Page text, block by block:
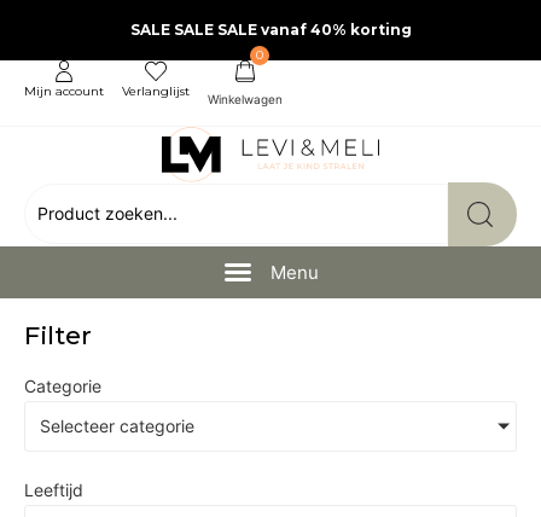
SALE SALE SALE vanaf 40% korting
Mijn account Verlanglijst
0
Filter
Categorie
Selecteer categorie
Leeftijd